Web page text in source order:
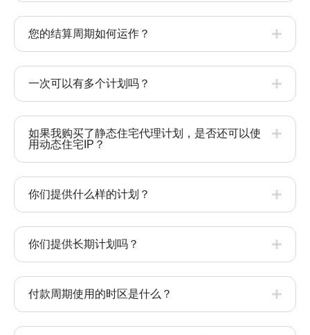
您的结算周期如何运作？
一次可以有多个计划吗？
如果我购买了静态住宅代理计划，是否还可以使
用动态住宅IP？
你们提供什么样的计划？
你们提供长期计划吗？
付款周期使用的时区是什么？